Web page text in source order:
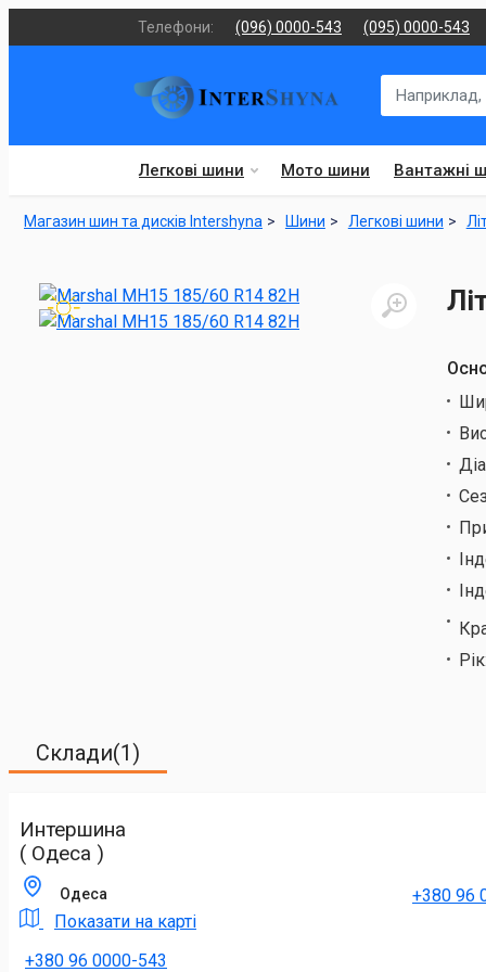
Телефони: (096) 0000-543 (095) 0000-543
Легкові шини Мото шини Вантажні
Магазин шин та дисків Intershyna Шини Легкові шини
Склади(1)
Интершина
( Одеса )
Одеса
Показати на карті
+380 96 0000-543
+380 96